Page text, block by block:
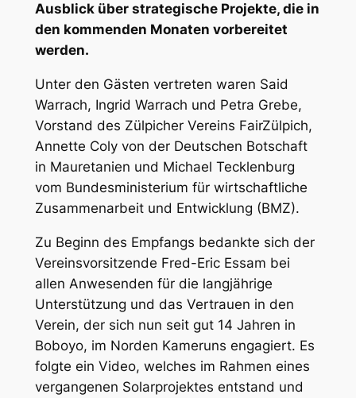
Ausblick über strategische Projekte, die in
den kommenden Monaten vorbereitet
werden.
Unter den Gästen vertreten waren Said
Warrach, Ingrid Warrach und Petra Grebe,
Vorstand des Zülpicher Vereins FairZülpich,
Annette Coly von der Deutschen Botschaft
in Mauretanien und Michael Tecklenburg
vom Bundesministerium für wirtschaftliche
Zusammenarbeit und Entwicklung (BMZ).
Zu Beginn des Empfangs bedankte sich der
Vereinsvorsitzende Fred-Eric Essam bei
allen Anwesenden für die langjährige
Unterstützung und das Vertrauen in den
Verein, der sich nun seit gut 14 Jahren in
Boboyo, im Norden Kameruns engagiert. Es
folgte ein Video, welches im Rahmen eines
vergangenen Solarprojektes entstand und